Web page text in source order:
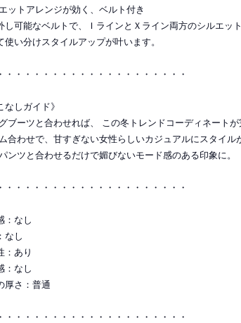
ットアレンジが効く、ベルト付き
し可能なベルトで、ＩラインとＸライン両方のシルエッ
使い分けスタイルアップが叶います。
・・・・・・・・・・・・・・・・・・・・
なしガイド》
ブーツと合わせれば、 この冬トレンドコーディネートが
合わせで、甘すぎない女性らしいカジュアルにスタイル
ンツと合わせるだけで媚びないモード感のある印象に。
・・・・・・・・・・・・・・・・・・・・
：なし
なし
：あり
：なし
厚さ：普通
・・・・・・・・・・・・・・・・・・・・